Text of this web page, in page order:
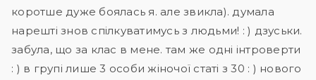
коротше дуже боялась я. але звикла). думала
нарешті знов спілкуватимусь з людьми! : ) дзуськи.
забула, що за клас в мене. там же одні інтроверти
: ) в групі лише 3 особи жіночої статі з 30 : ) нового